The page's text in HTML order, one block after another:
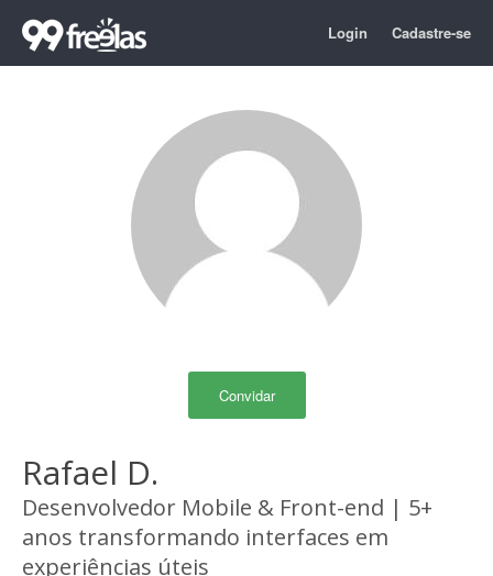
Login Cadastre-se
Convidar
Rafael D.
Desenvolvedor Mobile & Front-end | 5+
anos transformando interfaces em
experiências úteis